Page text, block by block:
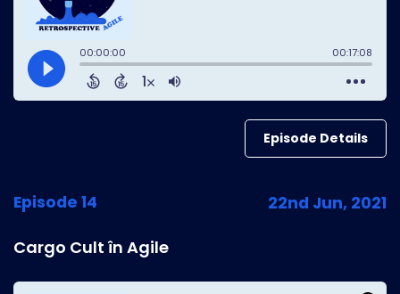
Episode Details
Episode 14 22nd Jun, 2021
Cargo Cult în Agile